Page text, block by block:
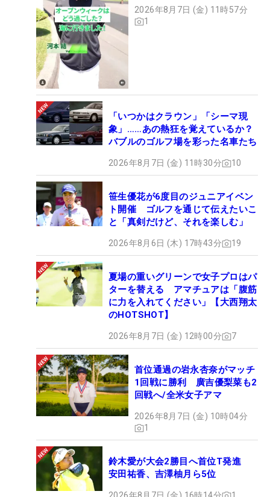
2026年8月7日 (金) 11時57分
1
「いつかはクラウン」「シーマ現
象」……あの熱狂を覚えているか？
バブルのゴルフ場を彩った名車たち
2026年8月7日 (金) 11時30分 10
笹生優花が6度目のジュニアイベン
ト開催 ゴルフを通じて伝えたいこ
と「真剣だけど、それを楽しむ」
2026年8月6日 (木) 17時43分 19
夏場の重いグリーンで女子プロはパ
ターを替える アマチュアは「腹筋
に力を入れてください」【大西翔太
のHOTSHOT】
2026年8月7日 (金) 12時00分 7
首位通過の岩永杏奈がマッチ
1回戦に勝利 廣吉優梨菜も2
回戦へ/全米女子アマ
2026年8月7日 (金) 10時04分
1
鈴木愛が大会2勝目へ首位T発進
安田祐香、吉澤柚月ら5位